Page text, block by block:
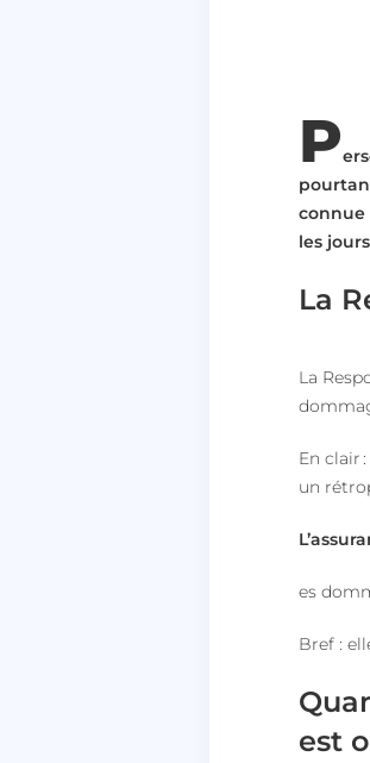
P
connue
les jours
La
La
En clair
un
es
Bref :
est